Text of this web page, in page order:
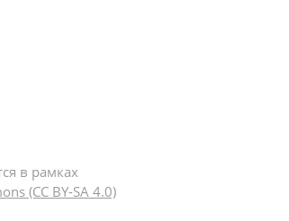
в рамках
(CC BY-SA 4.0)